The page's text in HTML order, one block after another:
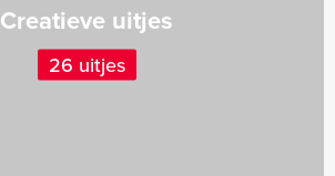
Creatieve uitjes
26 uitjes